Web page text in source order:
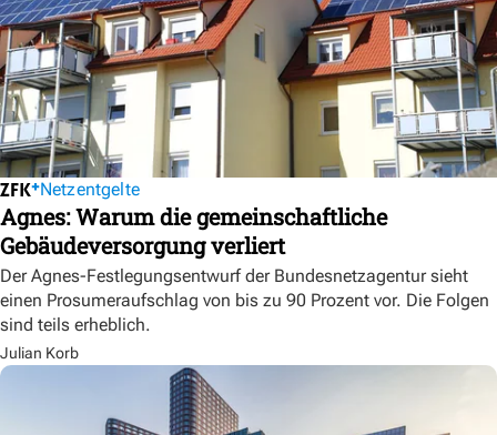
Netzentgelte
Agnes: Warum die gemeinschaftliche
Gebäudeversorgung verliert
Der Agnes-Festlegungsentwurf der Bundesnetzagentur sieht
einen Prosumeraufschlag von bis zu 90 Prozent vor. Die Folgen
sind teils erheblich.
Julian Korb